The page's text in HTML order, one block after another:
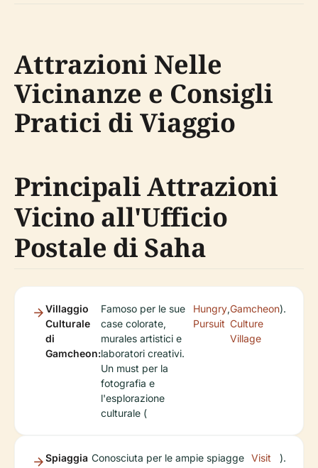
Attrazioni Nelle
Vicinanze e Consigli
Pratici di Viaggio
Principali Attrazioni
Vicino all'Ufficio
Postale di Saha
Villaggio
Culturale
di
Gamcheon:
Famoso per le sue
case colorate,
murales artistici e
laboratori creativi.
Un must per la
fotografia e
l'esplorazione
culturale (
Hungry
Pursuit
,Gamcheon
Culture
Village
).
Spiaggia Conosciuta per le ampie spiagge Visit
).